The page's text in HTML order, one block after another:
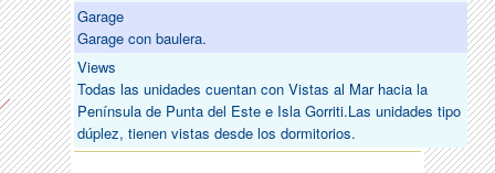
Garage
Garage con baulera.
Views
Todas las unidades cuentan con Vistas al Mar hacia la
Península de Punta del Este e Isla Gorriti.Las unidades tipo
dúplez, tienen vistas desde los dormitorios.